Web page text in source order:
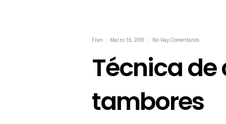
Fran Marzo 16, 2019 No Hay Comentarios
Técnica de
tambores